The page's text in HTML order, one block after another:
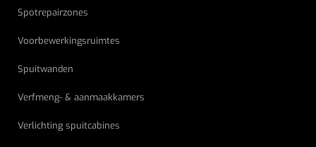
Spotrepairzones
Voorbewerkingsruimtes
Spuitwanden
Verfmeng- & aanmaakkamers
Verlichting spuitcabines